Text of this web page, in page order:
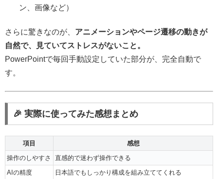
ン、画像など）
さらに驚きなのが、 アニメーションやページ遷移の動きが
自然で、見ていてストレスがないこと。
PowerPointで毎回手動設定していた部分が、完全自動で
す。
🎉 実際に使ってみた感想まとめ
項目
感想
操作のしやすさ
直感的で迷わず操作できる
AIの精度
日本語でもしっかり構成を組み立ててくれる